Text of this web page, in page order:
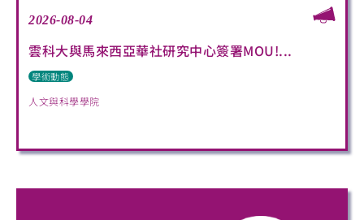
2026-08-04
雲科大與馬來西亞華社研究中心簽署MOU!...
學術動態
人文與科學學院